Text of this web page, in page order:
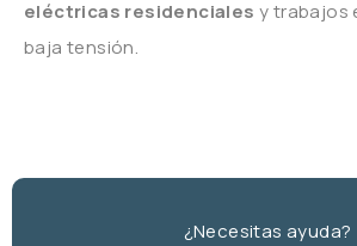
eléctricas residenciales y trabajos
baja tensión.
¿Necesitas ayuda?